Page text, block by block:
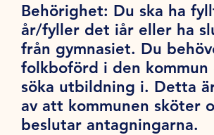
Behörighet: Du ska ha
år/fyller det iår eller ha
från gymnasiet. Du
folkboförd i den kommun
söka utbildning i. Detta
av att kommunen sköter
beslutar antagningarna.